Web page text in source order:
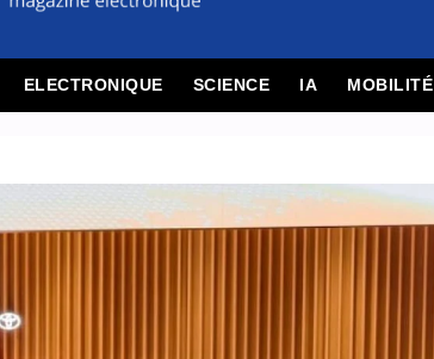
ELECTRONIQUE SCIENCE IA MOBILITÉ